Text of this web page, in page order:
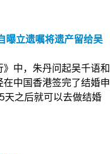
曝立遗嘱将遗产留给吴
中，朱丹问起吴千语和
中国香港签完了结婚申
天之后就可以去做结婚